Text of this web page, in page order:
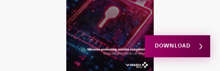
DOWNLOAD